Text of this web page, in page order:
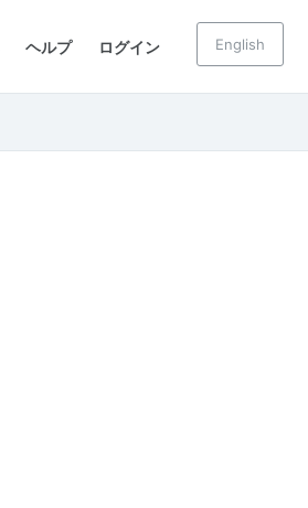
ヘルプ ログイン English